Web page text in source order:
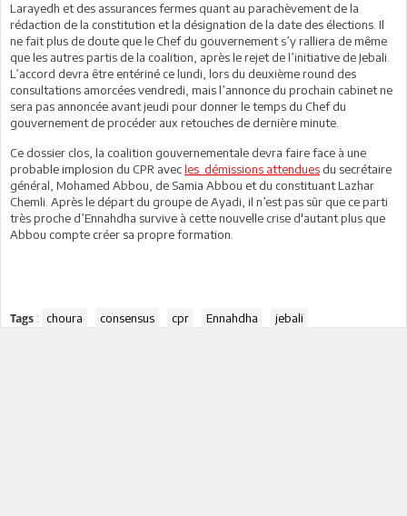
Larayedh et des assurances fermes quant au parachèvement de la
rédaction de la constitution et la désignation de la date des élections. Il
ne fait plus de doute que le Chef du gouvernement s’y ralliera de même
que les autres partis de la coalition, après le rejet de l’initiative de Jebali.
L’accord devra être entériné ce lundi, lors du deuxième round des
consultations amorcées vendredi, mais l’annonce du prochain cabinet ne
sera pas annoncée avant jeudi pour donner le temps du Chef du
gouvernement de procéder aux retouches de dernière minute.
Ce dossier clos, la coalition gouvernementale devra faire face à une
probable implosion du CPR avecles démissions attendues du secrétaire
général, Mohamed Abbou, de Samia Abbou et du constituant Lazhar
Chemli. Après le départ du groupe de Ayadi, il n’est pas sûr que ce parti
très proche d’Ennahdha survive à cette nouvelle crise d'autant plus que
Abbou compte créer sa propre formation.
Tags : choura consensus cpr Ennahdha jebali